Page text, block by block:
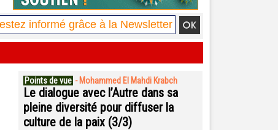
Points de vue - Mohammed El Mahdi Krabch
Le dialogue avec l’Autre dans sa
pleine diversité pour diffuser la
culture de la paix (3/3)